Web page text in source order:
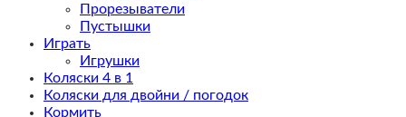
Прорезыватели
Пустышки
Играть
Игрушки
Коляски 4 в 1
Коляски для двойни / погодок
Кормить